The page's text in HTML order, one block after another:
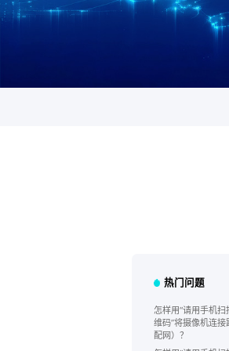
热门问题
怎样用“请用手机
维码”将摄像机连
配网）？